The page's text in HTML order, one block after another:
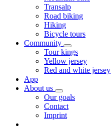
Transalp
Road biking
Hiking
Bicycle tours
Community
Tour kings
Yellow jersey
Red and white jersey
App
About us
Our goals
Contact
Imprint